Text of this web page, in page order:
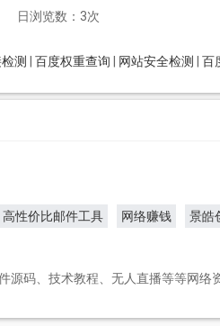
日浏览数：3次
测 百度权重查询 网站安全检测 百
高性价比邮件工具 网络赚钱 景皓
源码、技术教程、无人直播等等网络